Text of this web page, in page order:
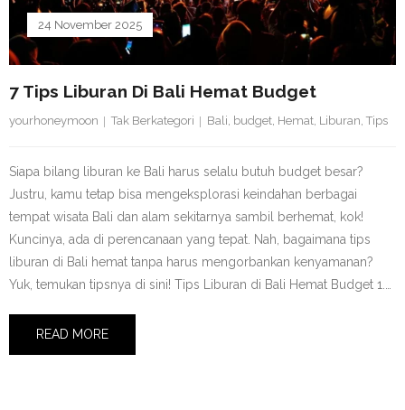
7 Tips Liburan Di Bali Hemat Budget
24 November 2025
yourhoneymoon Tak Berkategori Bali, budget, Hemat, Liburan, Tips
Siapa bilang liburan ke Bali harus selalu butuh budget besar?
Justru, kamu tetap bisa mengeksplorasi keindahan berbagai
tempat wisata Bali dan alam sekitarnya sambil berhemat, kok!
Kuncinya, ada di perencanaan yang tepat. Nah, bagaimana tips
liburan di Bali hemat tanpa harus mengorbankan kenyamanan?
Yuk, temukan tipsnya di sini! Tips Liburan di Bali Hemat Budget 1.…
READ MORE